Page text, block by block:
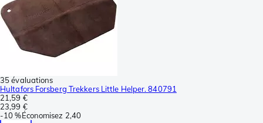
35 évaluations
Hultafors Forsberg Trekkers Little Helper. 840791
21,59 €
23,99 €
-10 %Économisez 2,40